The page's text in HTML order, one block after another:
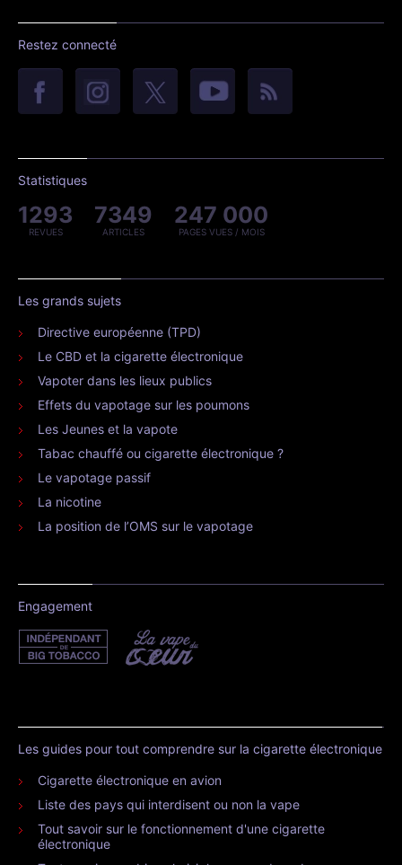
Restez connecté
Statistiques
1293
REVUES
7349
ARTICLES
247 000
PAGES VUES / MOIS
Les grands sujets
Directive européenne (TPD)
Le CBD et la cigarette électronique
Vapoter dans les lieux publics
Effets du vapotage sur les poumons
Les Jeunes et la vapote
Tabac chauffé ou cigarette électronique ?
Le vapotage passif
La nicotine
La position de l’OMS sur le vapotage
Engagement
Les guides pour tout comprendre sur la cigarette électronique
Cigarette électronique en avion
Liste des pays qui interdisent ou non la vape
Tout savoir sur le fonctionnement d'une cigarette
électronique